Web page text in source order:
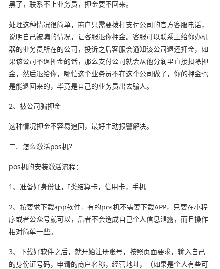
黑了，联系不上业务员，押金要不回来。
处理这种情况很简单，商户只需要拨打支付公司的官方客服电话，
说明自己被骗的情况，让客服退你押金。客服可以联系上给你办机
器的业务员所在的公司，投诉之后客服会通知该公司退还押金，如
果该公司不退押金的话，那么支付公司就会从他分润里直接扣除押
金，然后退给你，哪怕这个业务员不在这个公司做了，你的押金也
是能退回来的，毕竟是自己的业务员出去骗人。
2、被公司骗押金
这种情况押金不容易追回，最好主动报警解决。
二、怎么激活pos机？
pos机的安装激活流程：
1、准备好身份证，I类结算卡，信用卡，手机
2、按要求下载app软件，有的pos机不需要下载APP，只要在小程
序或者公众号就可以，后者不会造成自己个人信息泄露，而且操作
相对简单一些。
3、下载好软件之后，就开始注册账号，按照页面要求，输入自己
的身份证号码，申请的商户名称，经营地址，（如果是个人有些可